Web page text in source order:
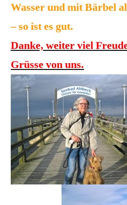
Wasser und mit Bärbel
– so ist es gut.
Danke, weiter viel
Grüsse von uns.